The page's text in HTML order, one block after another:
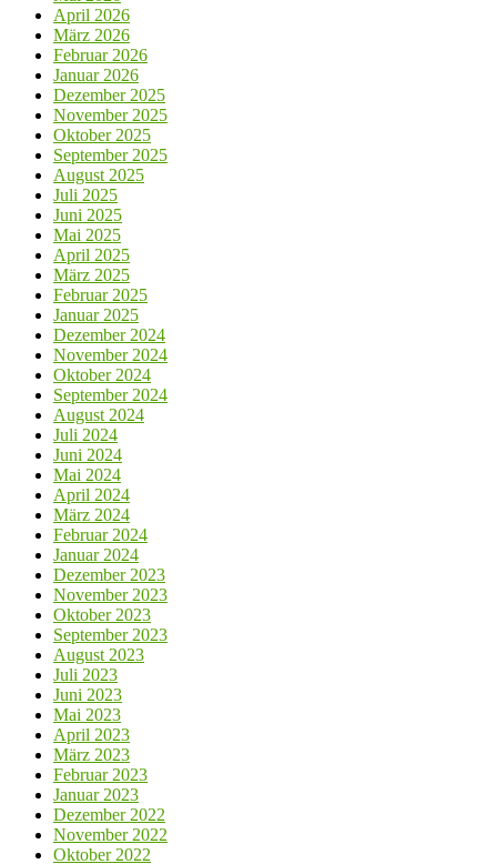
April 2026
März 2026
Februar 2026
Januar 2026
Dezember 2025
November 2025
Oktober 2025
September 2025
August 2025
Juli 2025
Juni 2025
Mai 2025
April 2025
März 2025
Februar 2025
Januar 2025
Dezember 2024
November 2024
Oktober 2024
September 2024
August 2024
Juli 2024
Juni 2024
Mai 2024
April 2024
März 2024
Februar 2024
Januar 2024
Dezember 2023
November 2023
Oktober 2023
September 2023
August 2023
Juli 2023
Juni 2023
Mai 2023
April 2023
März 2023
Februar 2023
Januar 2023
Dezember 2022
November 2022
Oktober 2022